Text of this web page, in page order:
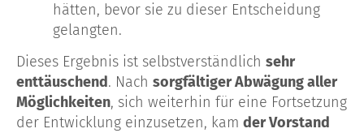
hätten, bevor sie zu dieser Entscheidung
gelangten.
Dieses Ergebnis ist selbstverständlich sehr
enttäuschend. Nach sorgfältiger Abwägung aller
Möglichkeiten, sich weiterhin für eine Fortsetzung
der Entwicklung einzusetzen, kam der Vorstand